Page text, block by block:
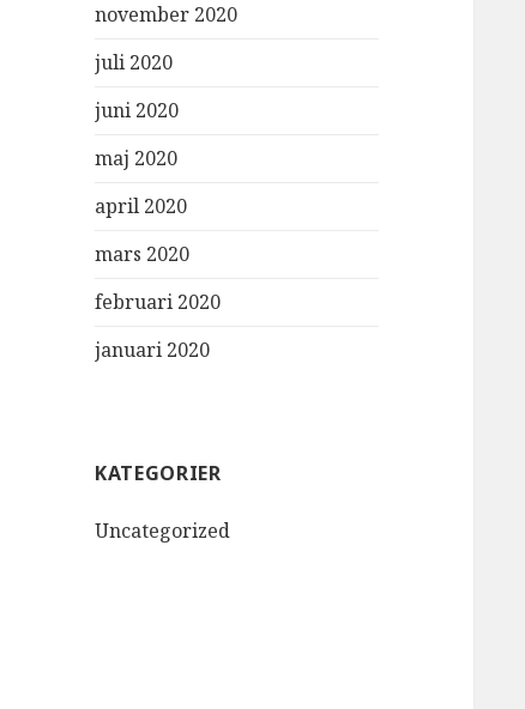
november 2020
juli 2020
juni 2020
maj 2020
april 2020
mars 2020
februari 2020
januari 2020
KATEGORIER
Uncategorized